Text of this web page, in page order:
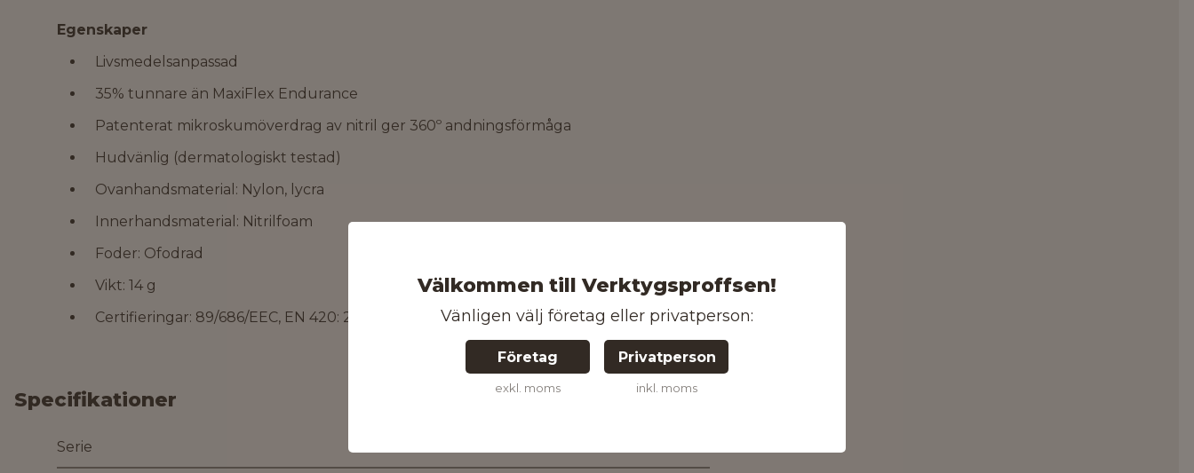
Välkommen till Verktygsproffsen!
Vänligen välj företag eller privatperson:
Företag
exkl. moms
Privatperson
inkl. moms
Egenskaper
Livsmedelsanpassad
35% tunnare än MaxiFlex Endurance
Patenterat mikroskumöverdrag av nitril ger 360º andningsförmåga
Hudvänlig (dermatologiskt testad)
Ovanhandsmaterial: Nylon, lycra
Innerhandsmaterial: Nitrilfoam
Foder: Ofodrad
Vikt: 14 g
Certifieringar: 89/686/EEC, EN 420: 2003 + A1: 2009, EN 388: 2003
Specifikationer
Serie